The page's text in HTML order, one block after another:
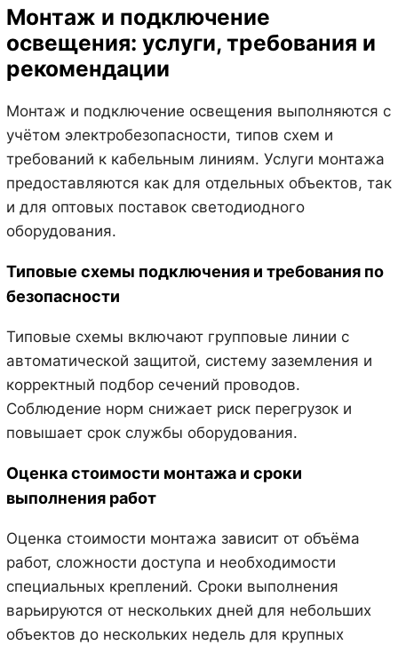
Монтаж и подключение
освещения: услуги, требования и
рекомендации
Монтаж и подключение освещения выполняются с
учётом электробезопасности, типов схем и
требований к кабельным линиям. Услуги монтажа
предоставляются как для отдельных объектов, так
и для оптовых поставок светодиодного
оборудования.
Типовые схемы подключения и требования по
безопасности
Типовые схемы включают групповые линии с
автоматической защитой, систему заземления и
корректный подбор сечений проводов.
Соблюдение норм снижает риск перегрузок и
повышает срок службы оборудования.
Оценка стоимости монтажа и сроки
выполнения работ
Оценка стоимости монтажа зависит от объёма
работ, сложности доступа и необходимости
специальных креплений. Сроки выполнения
варьируются от нескольких дней для небольших
объектов до нескольких недель для крупных